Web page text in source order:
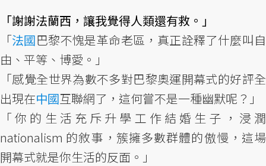
「謝謝法蘭西，讓我覺得人類還有救。」
「法國巴黎不愧是革命老區，真正詮釋了什麼叫自
由、平等、博愛。」
「感覺全世界為數不多對巴黎奧運開幕式的好評全
出現在中國互聯網了，這何嘗不是一種幽默呢？」
「你的生活充斥升學工作結婚生子，浸潤
nationalism 的敘事，簇擁多數群體的傲慢，這場
開幕式就是你生活的反面。」